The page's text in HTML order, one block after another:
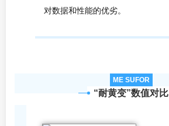
对数据和性能的优劣。
ME SUFOR
“耐黄变”数值对比